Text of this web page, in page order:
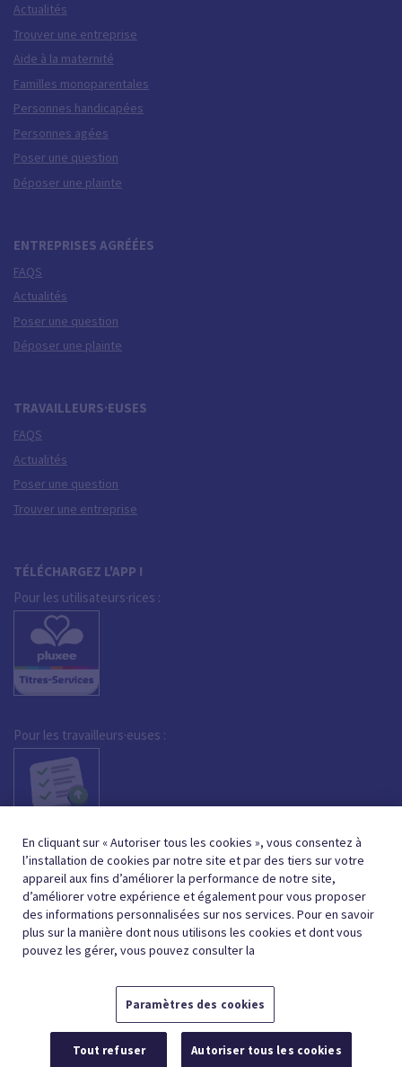
Actualités
Trouver une entreprise
Aide à la maternité
Familles monoparentales
Personnes handicapées
Personnes agées
Poser une question
Déposer une plainte
ENTREPRISES AGRÉÉES
FAQS
Actualités
Poser une question
Déposer une plainte
TRAVAILLEURS·EUSES
FAQS
Actualités
Poser une question
Trouver une entreprise
TÉLÉCHARGEZ L'APP !
Pour les utilisateurs·rices :
Pour les travailleurs·euses :
FRENCH (BELGIUM)
NLNEDERLANDS (BELGIË)
CONDITIONS GÉNÉRALES PROTECTION DE LA VIE PRIVÉE
POLITIQUE DE
En cliquant sur « Autoriser tous les cookies », vous consentez à
l’installation de cookies par notre site et par des tiers sur votre
appareil aux fins d’améliorer la performance de notre site,
d’améliorer votre expérience et également pour vous proposer
des informations personnalisées sur nos services. Pour en savoir
plus sur la manière dont nous utilisons les cookies et dont vous
pouvez les gérer, vous pouvez consulter la
Paramètres des cookies
Tout refuser Autoriser tous les cookies